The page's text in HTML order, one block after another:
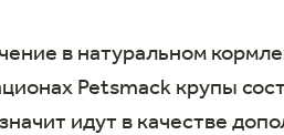
в натуральном
Petsmack крупы
идут в качестве